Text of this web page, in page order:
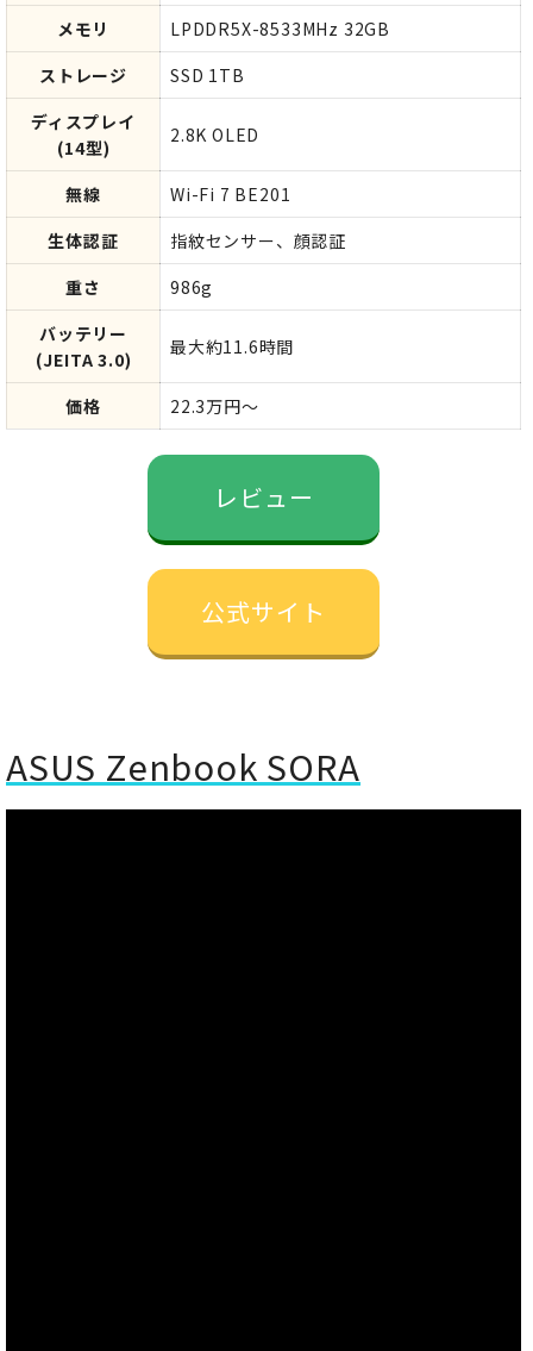
メモリ
LPDDR5X-8533MHz 32GB
ストレージ
SSD 1TB
ディスプレイ
(14型)
2.8K OLED
無線
Wi-Fi 7 BE201
生体認証
指紋センサー、顔認証
重さ
986g
バッテリー
(JEITA 3.0)
最大約11.6時間
価格 22.3万円～
レビュー
公式サイト
ASUS Zenbook SORA